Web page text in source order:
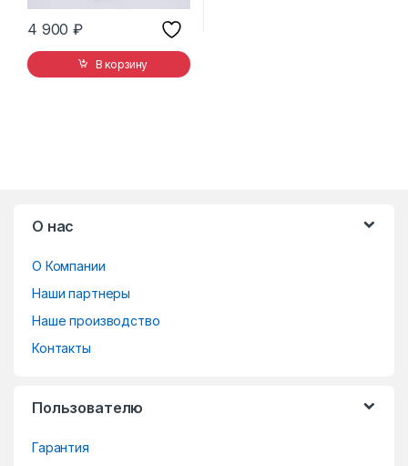
4 900₽
В корзину
О нас
О Компании
Наши партнеры
Наше производство
Контакты
Пользователю
Гарантия